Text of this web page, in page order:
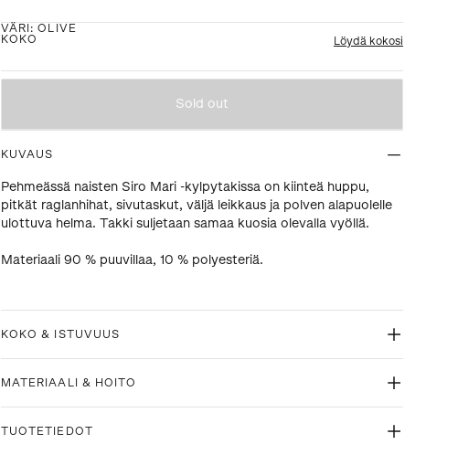
VÄRI :OLIVE
KOKO
Löydä kokosi
Sold out
KUVAUS
Pehmeässä naisten Siro Mari -kylpytakissa on kiinteä huppu,
pitkät raglanhihat, sivutaskut, väljä leikkaus ja polven alapuolelle
ulottuva helma. Takki suljetaan samaa kuosia olevalla vyöllä.
Materiaali 90 % puuvillaa, 10 % polyesteriä.
KOKO & ISTUVUUS
MATERIAALI & HOITO
TUOTETIEDOT